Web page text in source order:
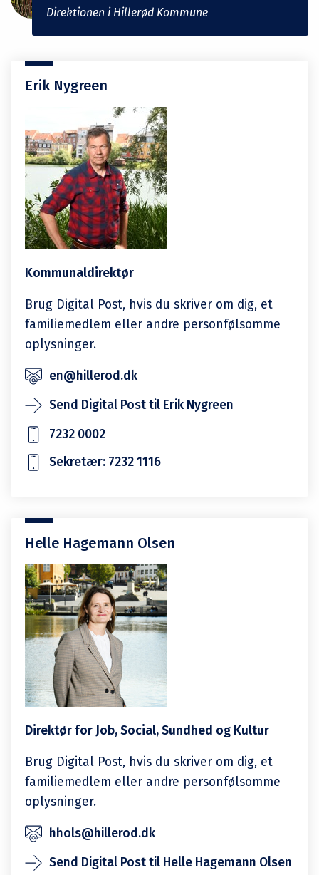
Direktionen i Hillerød Kommune
Erik Nygreen
Kommunaldirektør
Brug Digital Post, hvis du skriver om dig, et
familiemedlem eller andre personfølsomme
oplysninger.
en@hillerod.dk
Send Digital Post til Erik Nygreen
7232 0002
Sekretær: 7232 1116
Helle Hagemann Olsen
Direktør for Job, Social, Sundhed og Kultur
Brug Digital Post, hvis du skriver om dig, et
familiemedlem eller andre personfølsomme
oplysninger.
hhols@hillerod.dk
Send Digital Post til Helle Hagemann Olsen